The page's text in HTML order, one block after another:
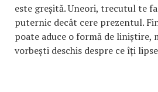
este greșită. Uneori, trecutul te
puternic decât cere prezentul.
poate aduce o formă de liniștire,
vorbești deschis despre ce îți